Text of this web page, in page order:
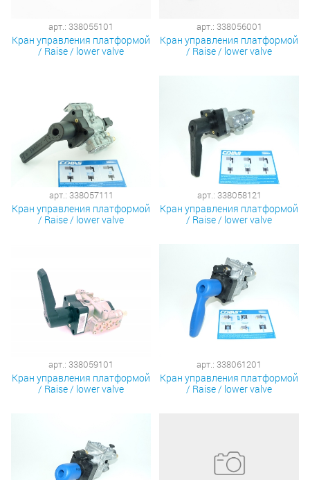
арт.: 338055101
Кран управления платформой
/ Raise / lower valve
арт.: 338056001
Кран управления платформой
/ Raise / lower valve
арт.: 338057111
Кран управления платформой
/ Raise / lower valve
арт.: 338058121
Кран управления платформой
/ Raise / lower valve
арт.: 338059101
Кран управления платформой
/ Raise / lower valve
арт.: 338061201
Кран управления платформой
/ Raise / lower valve